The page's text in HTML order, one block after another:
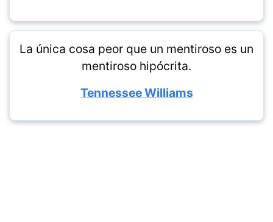
La única cosa peor que un mentiroso es un
mentiroso hipócrita.
Tennessee Williams